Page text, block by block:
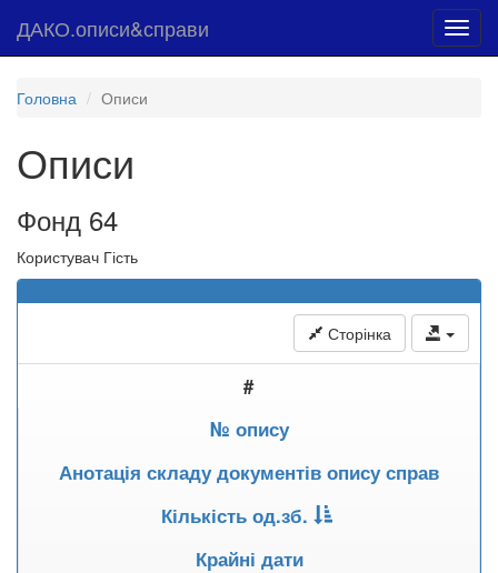
ДАКО.описи&справи
Головна Описи
Описи
Фонд 64
Користувач Гість
Сторінка
#
№ опису
Анотація складу документів опису справ
Кількість од.зб.
Крайні дати